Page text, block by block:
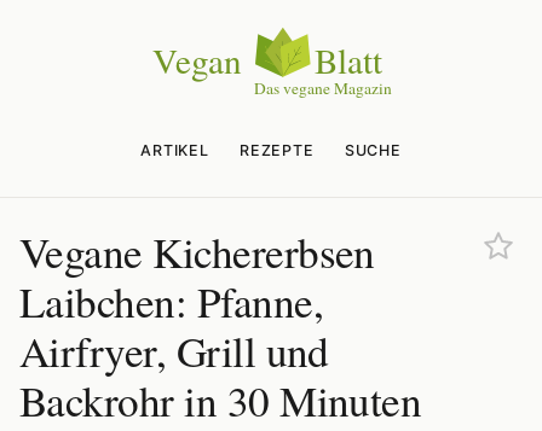
ARTIKEL REZEPTE SUCHE
Vegane Kichererbsen
Laibchen: Pfanne,
Airfryer, Grill und
Backrohr in 30 Minuten